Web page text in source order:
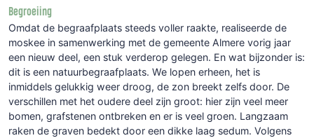
Begroeiing
Omdat de begraafplaats steeds voller raakte, realiseerde de
moskee in samenwerking met de gemeente Almere vorig jaar
een nieuw deel, een stuk verderop gelegen. En wat bijzonder is:
dit is een natuurbegraafplaats. We lopen erheen, het is
inmiddels gelukkig weer droog, de zon breekt zelfs door. De
verschillen met het oudere deel zijn groot: hier zijn veel meer
bomen, grafstenen ontbreken en er is veel groen. Langzaam
raken de graven bedekt door een dikke laag sedum. Volgens